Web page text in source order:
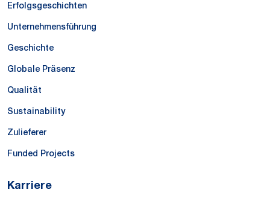
Erfolgsgeschichten
Unternehmensführung
Geschichte
Globale Präsenz
Qualität
Sustainability
Zulieferer
Funded Projects
Karriere